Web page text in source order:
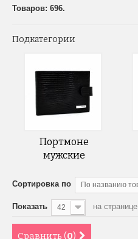
Товаров: 696.
Подкатегории
Портмоне
мужские
Сортировка по
Показать 42 на странице
Сравнить (0)